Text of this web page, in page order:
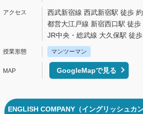
西武新宿線 西武新宿駅 徒歩
都営大江戸線 新宿西口駅 徒歩
JR中央・総武線 大久保駅 徒
マンツーマン
GoogleMapで見る
ENGLISH COMPANY（イングリッシュカ